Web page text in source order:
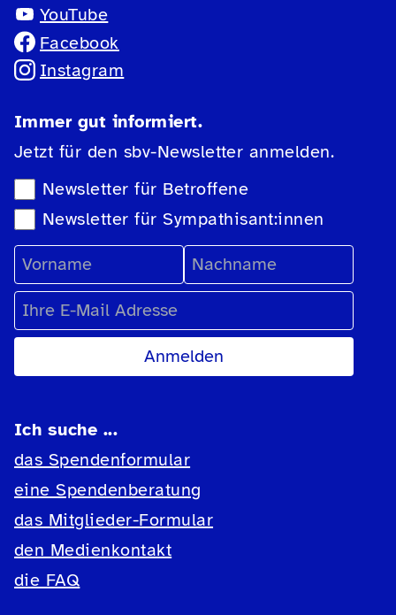
YouTube
Facebook
Instagram
Immer gut informiert.
Jetzt für den sbv-Newsletter anmelden.
Newsletter-Auswahl
Newsletter für Betroffene
Newsletter für Sympathisant:innen
Vorname
Nachname
E-Mail Adresse
Ich suche ...
das Spendenformular
eine Spendenberatung
das Mitglieder-Formular
den Medienkontakt
die FAQ